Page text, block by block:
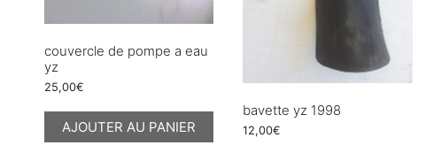
couvercle de pompe a eau
yz
25,00€
AJOUTER AU PANIER
bavette yz 1998
12,00€